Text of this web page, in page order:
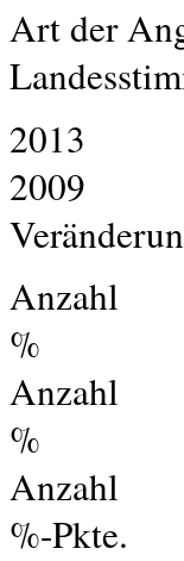
Art der
2013
2009
Anzahl
%
Anzahl
%
Anzahl
%-Pkte.